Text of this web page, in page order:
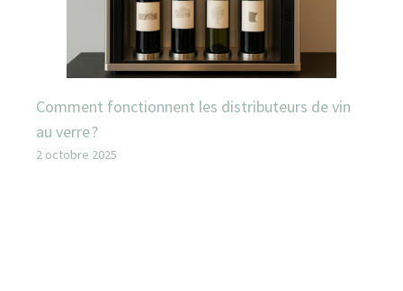
Comment fonctionnent les distributeurs de vin
au verre ?
2 octobre 2025